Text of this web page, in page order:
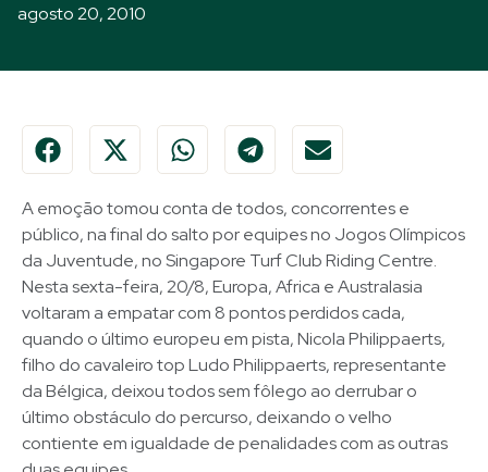
agosto 20, 2010
A emoção tomou conta de todos, concorrentes e
público, na final do salto por equipes no Jogos Olímpicos
da Juventude, no Singapore Turf Club Riding Centre.
Nesta sexta-feira, 20/8, Europa, Africa e Australasia
voltaram a empatar com 8 pontos perdidos cada,
quando o último europeu em pista, Nicola Philippaerts,
filho do cavaleiro top Ludo Philippaerts, representante
da Bélgica, deixou todos sem fôlego ao derrubar o
último obstáculo do percurso, deixando o velho
contiente em igualdade de penalidades com as outras